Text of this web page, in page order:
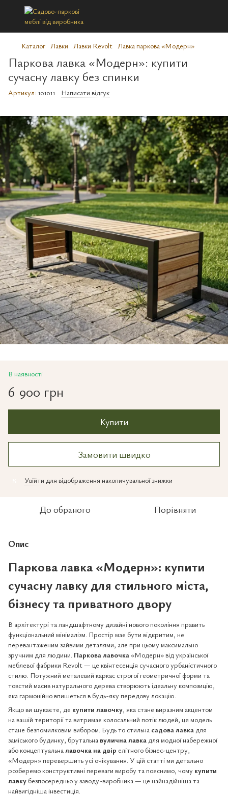
Каталог Лавки Лавки Revolt Лавка паркова «Модерн»
Паркова лавка «Модерн»: купити
сучасну лавку без спинки
Артикул: 101011 Написати відгук
В наявності
6 900 грн
Купити
Замовити швидко
Увійти для відображення накопичувальної знижки
До обраного Порівняти
Опис
Паркова лавка «Модерн»: купити
сучасну лавку для стильного міста,
бізнесу та приватного двору
В архітектурі та ландшафтному дизайні нового покоління править
функціональний мінімалізм. Простір має бути відкритим, не
перевантаженим зайвими деталями, але при цьому максимально
зручним для людини. Паркова лавочка «Модерн» від української
меблевої фабрики Revolt — це квінтесенція сучасного урбаністичного
стилю. Потужний металевий каркас строгої геометричної форми та
товстий масив натурального дерева створюють ідеальну композицію,
яка гармонійно впишеться в будь-яку передову локацію.
Якщо ви шукаєте, де купити лавочку, яка стане виразним акцентом
на вашій території та витримає колосальний потік людей, ця модель
стане безпомилковим вибором. Будь то стильна садова лавка для
заміського будинку, брутальна вулична лавка для модної набережної
або концептуальналавочка на двір елітного бізнес-центру,
«Модерн» перевершить усі очікування. У цій статті ми детально
розберемо конструктивні переваги виробу та пояснимо, чому купити
лавку безпосередньо у заводу-виробника — це найнадійніша та
найвигідніша інвестиція.